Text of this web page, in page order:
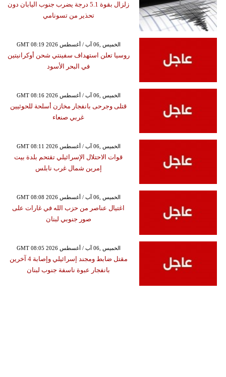
زلزال بقوة 5.1 درجة يضرب جنوب اليابان دون
تحذير من تسونامي
GMT 08:19 2026 الخميس ,06 آب / أغسطس
روسيا تعلن استهداف سفينتي شحن أوكرانيتين
في البحر الأسود
GMT 08:16 2026 الخميس ,06 آب / أغسطس
قتلى وجرحى بانفجار مخازن أسلحة للحوثيين
غربي صنعاء
GMT 08:11 2026 الخميس ,06 آب / أغسطس
قوات الاحتلال الإسرائيلي تقتحم بلدة بيت
إمرين شمال غرب نابلس
GMT 08:08 2026 الخميس ,06 آب / أغسطس
اغتيال عناصر من حزب الله في غارات على
صور جنوبي لبنان
GMT 08:05 2026 الخميس ,06 آب / أغسطس
مقتل ضابط ومجند إسرائيلي وإصابة 4 آخرين
بانفجار عبوة ناسفة جنوب لبنان